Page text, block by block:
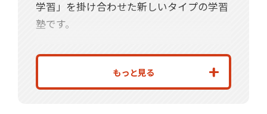
学習」を掛け合わせた新しいタイプの学習
塾です。
これまで個別指導で培った経験より、積極
的なお子さんから、質問のできない消極的
なお子さんまで、幅広く対応させていただ
もっと見る